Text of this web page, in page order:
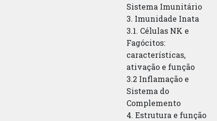
Sistema Imunitário
3. Imunidade Inata
3.1. Células NK e
Fagócitos:
características,
ativação e função
3.2 Inflamação e
Sistema do
Complemento
4. Estrutura e função